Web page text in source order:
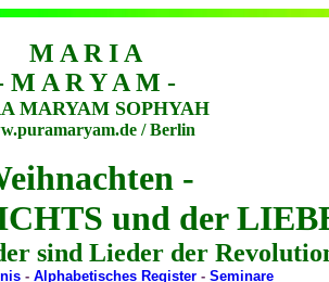
M A R I A
M A R Y A M -
MARYAM SOPHYAH
/ Berlin
-
und der
sind Lieder der
- Alphabetisches Register - Seminare